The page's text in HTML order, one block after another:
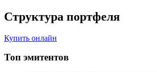
Структура портфеля
Купить онлайн
Топ эмитентов